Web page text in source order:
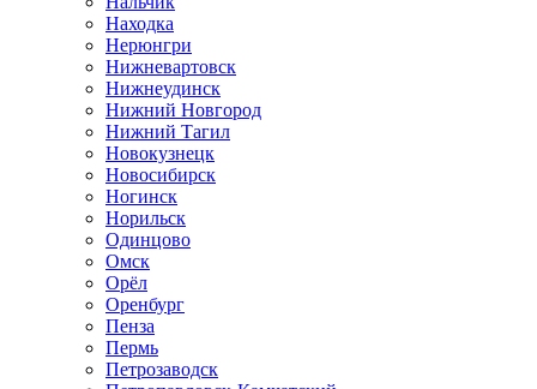
Находка
Нерюнгри
Нижневартовск
Нижнеудинск
Нижний Новгород
Нижний Тагил
Новокузнецк
Новосибирск
Ногинск
Норильск
Одинцово
Омск
Орёл
Оренбург
Пенза
Пермь
Петрозаводск